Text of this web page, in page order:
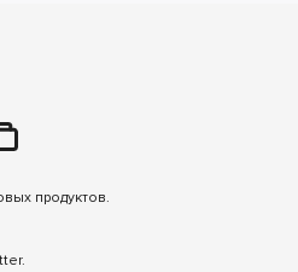
продуктов.